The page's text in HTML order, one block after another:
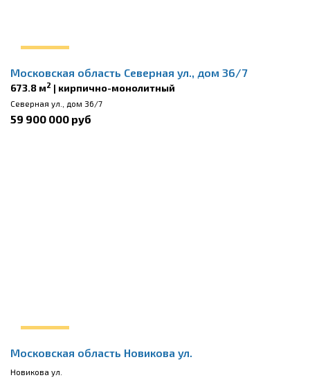
Московская область Северная ул., дом 36/7
673.8 м2 | кирпично-монолитный
Северная ул., дом 36/7
59 900 000 руб
Московская область Новикова ул.
Новикова ул.